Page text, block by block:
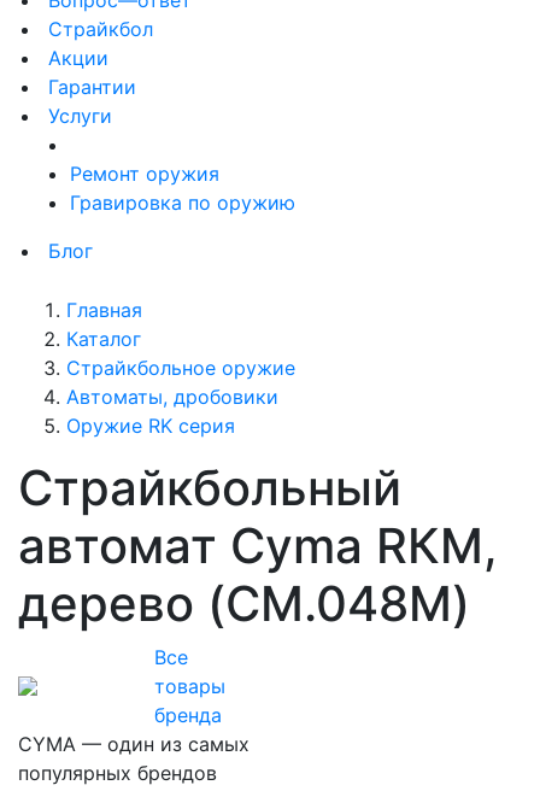
Страйкбол
Акции
Гарантии
Услуги
Ремонт оружия
Гравировка по оружию
Блог
Главная
Каталог
Страйкбольное оружие
Автоматы, дробовики
Оружие RK серия
Страйкбольный
автомат Cyma RКМ,
дерево (CM.048M)
Все
товары
бренда
CYMA — один из самых
популярных брендов